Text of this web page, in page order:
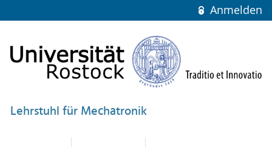
Anmelden
Lehrstuhl für Mechatronik